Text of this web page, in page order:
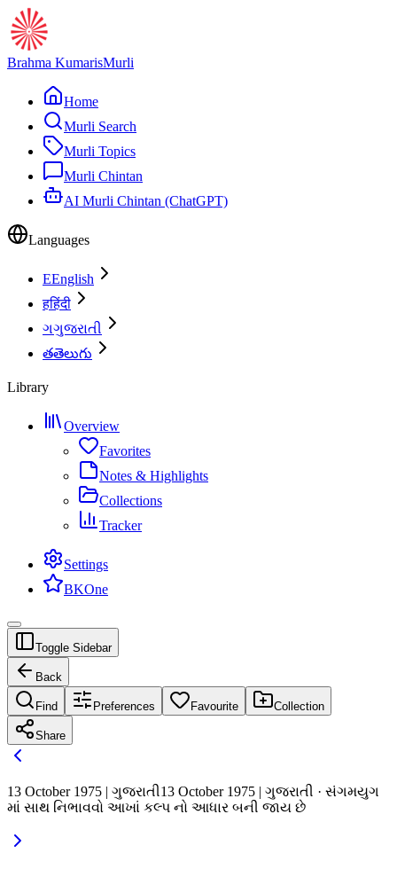
Brahma KumarisMurli
Home
Murli Search
Murli Topics
Murli Chintan
AI Murli Chintan (ChatGPT)
Languages
EEnglish
हहिंदी
ગગુજરાતી
తతెలుగు
Library
Overview
Favorites
Notes & Highlights
Collections
Tracker
Settings
BKOne
Toggle Sidebar
Back
Find Preferences Favourite Collection
Share
13 October 1975 | ગુજરાતી13 October 1975 | ગુજરાતી · સંગમયુગ
માં સાથ નિભાવવો આખાં કલ્પ નો આધાર બની જાય છે